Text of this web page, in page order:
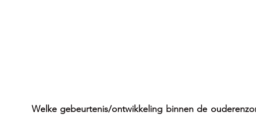
Welke gebeurtenis/ontwikkeling binnen de